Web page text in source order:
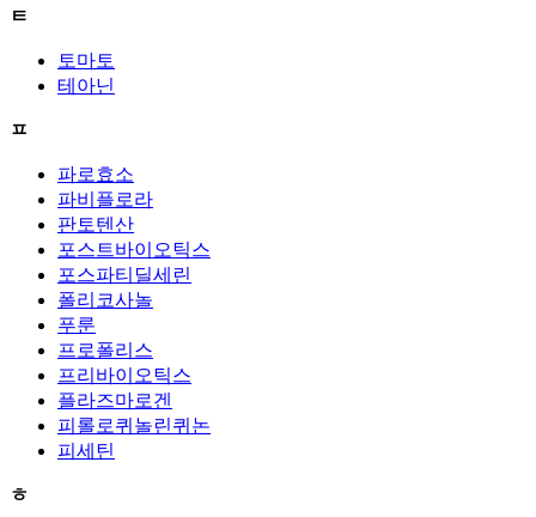
ㅌ
토마토
테아닌
ㅍ
파로효소
파비플로라
판토텐산
포스트바이오틱스
포스파티딜세린
폴리코사놀
푸룬
프로폴리스
프리바이오틱스
플라즈마로겐
피롤로퀴놀린퀴논
피세틴
ㅎ